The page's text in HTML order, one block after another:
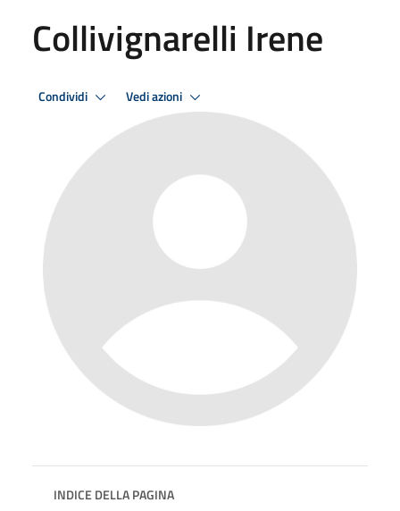
Collivignarelli Irene
Condividi Vedi azioni
INDICE DELLA PAGINA